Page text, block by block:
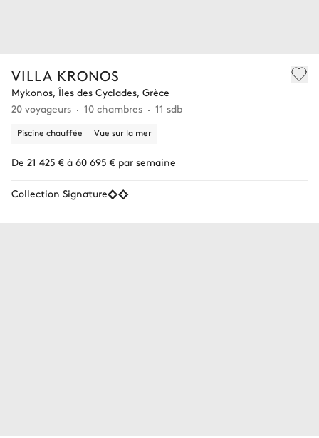
VILLA KRONOS
Mykonos, Îles des Cyclades, Grèce
20 voyageurs
10 chambres 11 sdb
Piscine chauffée Vue sur la mer
De 21 425 € à 60 695 € par semaine
Collection Signature